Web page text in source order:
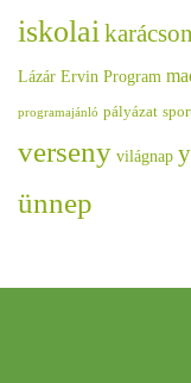
iskolai
Lázár Ervin Program
programajánló pályázat
verseny világnap
ünnep